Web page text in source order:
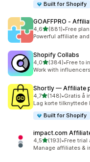
Built for Shopify
GOAFFPRO ‑
4,6av 5 stjerner
(881)
Totalt 881 omtaler
•Free
Powerful affiliate
Shopify Collabs
4,0av 5 stjerner
(384)
Totalt 384 omtaler
•Free to
Work with
Shortly — Affiliate
4,7av 5 stjerner
(148)
Totalt 148 omtaler
•Gratis å
Lag korte tilknyttede
Built for Shopify
impact.com
4,5av 5 stjerner
(193)
Totalt 193 omtaler
•Free trial
Manage affiliates &